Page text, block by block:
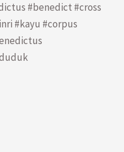
#benedict #cross
#kayu #corpus